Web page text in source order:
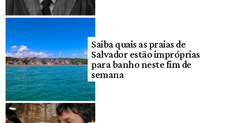
Saiba quais as praias de
Salvador estão impróprias
para banho neste fim de
semana